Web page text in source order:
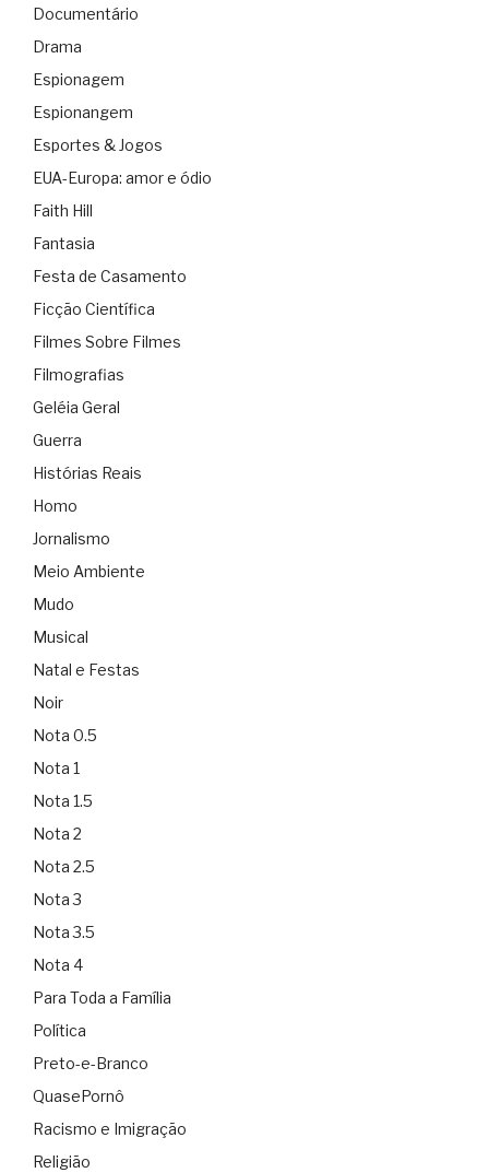
Documentário
Drama
Espionagem
Espionangem
Esportes & Jogos
EUA-Europa: amor e ódio
Faith Hill
Fantasia
Festa de Casamento
Ficção Científica
Filmes Sobre Filmes
Filmografias
Geléia Geral
Guerra
Histórias Reais
Homo
Jornalismo
Meio Ambiente
Mudo
Musical
Natal e Festas
Noir
Nota 0.5
Nota 1
Nota 1.5
Nota 2
Nota 2.5
Nota 3
Nota 3.5
Nota 4
Para Toda a Família
Política
Preto-e-Branco
QuasePornô
Racismo e Imigração
Religião